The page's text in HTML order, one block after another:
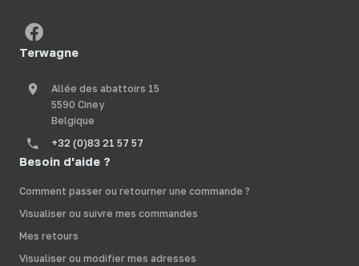
Terwagne
Allée des abattoirs 15
5590 Ciney
Belgique
+32 (0)83 21 57 57
Besoin d'aide ?
Comment passer ou retourner une commande ?
Visualiser ou suivre mes commandes
Mes retours
Visualiser ou modifier mes adresses